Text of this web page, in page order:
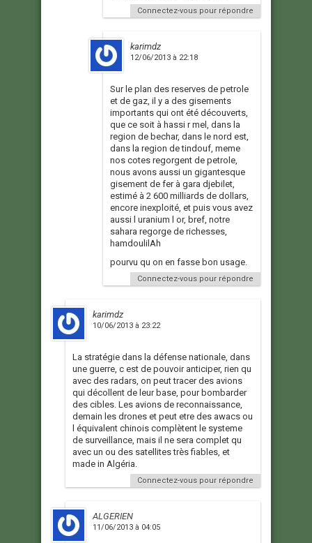
Connectez-vous pour répondre
karimdz
12/06/2013 à 22:18
Sur le plan des reserves de petrole
et de gaz, il y a des gisements
importants qui ont été découverts,
que ce soit à hassi r mel, dans la
region de bechar, dans le nord est,
dans la region de tindouf, meme
nos cotes regorgent de petrole,
nous avons aussi un gigantesque
gisement de fer à gara djebilet,
estimé à 2 600 milliards de dollars,
encore inexploité, et puis vous avez
aussi l uranium l or, bref, notre
sahara regorge de richesses,
hamdoulilAh
pourvu qu on en fasse bon usage.
Connectez-vous pour répondre
karimdz
10/06/2013 à 23:22
La stratégie dans la défense nationale, dans
une guerre, c est de pouvoir anticiper, rien qu
avec des radars, on peut tracer des avions
qui décollent de leur base, pour bombarder
des cibles. Les avions de reconnaissance,
demain les drones et peut etre des awacs ou
l équivalent chinois complètent le systeme
de surveillance, mais il ne sera complet qu
avec un ou des satellites très fiables, et
made in Algéria.
Connectez-vous pour répondre
ALGERIEN
11/06/2013 à 04:05